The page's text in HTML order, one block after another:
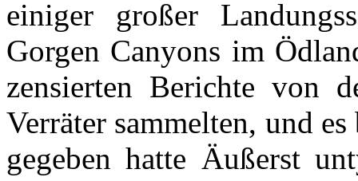
einiger großer
Gorgen Canyons im
zensierten Berichte von
Verräter sammelten, und
gegeben hatte Äußerst